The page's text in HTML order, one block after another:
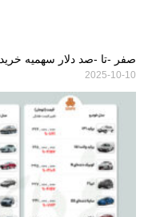
صفر -تا -صد دلار سهمیه خرید
2025-10-10